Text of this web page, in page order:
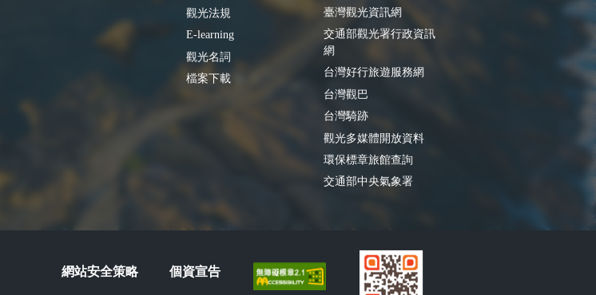
觀光法規
E-learning
觀光名詞
檔案下載
臺灣觀光資訊網
交通部觀光署行政資訊
網
台灣好行旅遊服務網
台灣觀巴
台灣騎跡
觀光多媒體開放資料
環保標章旅館查詢
交通部中央氣象署
網站安全策略 個資宣告